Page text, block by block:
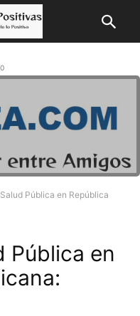
Pública en República
Pública en